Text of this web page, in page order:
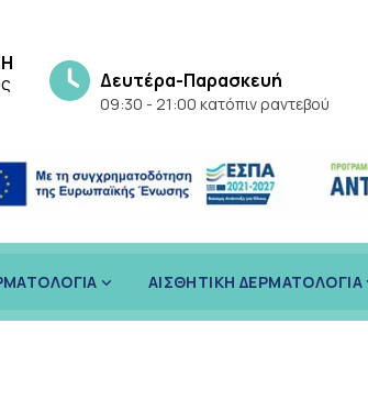
Δευτέρα-Παρασκευή
09:30 - 21:00 κατόπιν ραντεβού
ΑΙΣΘΗΤΙΚΗ ΔΕΡΜΑΤΟΛΟΓΙΑ